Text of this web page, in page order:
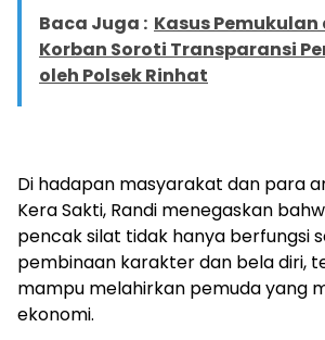
Baca Juga : Kasus Pemukulan
Korban Soroti Transparansi
oleh Polsek Rinhat
Di hadapan masyarakat dan para
Kera Sakti, Randi menegaskan
pencak silat tidak hanya berfungsi
pembinaan karakter dan bela diri,
mampu melahirkan pemuda yang
ekonomi.